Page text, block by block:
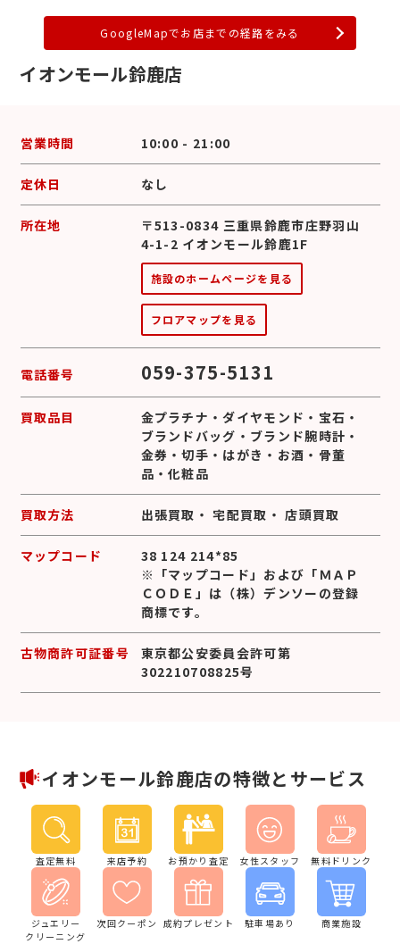
GoogleMapでお店までの経路をみる
イオンモール鈴鹿店
営業時間 10:00 - 21:00
定休日 なし
所在地
〒513-0834 三重県鈴鹿市庄野羽山
4-1-2 イオンモール鈴鹿1F
施設のホームページを見る
フロアマップを見る
電話番号 059-375-5131
買取品目 金プラチナ ・ダイヤモンド ・ 宝石 ・
ブランドバッグ ・ ブランド腕時計 ・
金券 ・切手 ・ はがき ・ お酒 ・ 骨董
品 ・化粧品
買取方法 出張買取 ・宅配買取 ・店頭買取
マップコード
38 124 214*85
※「マップコード」および「ＭＡＰ
ＣＯＤＥ」は（株）デンソーの登録
商標です。
古物商許可証番号
東京都公安委員会許可第
302210708825号
イオンモール鈴鹿店の特徴とサービス
査定無料 来店予約 お預かり査定 女性スタッフ 無料ドリンク
ジュエリー
クリーニング
次回クーポン 成約プレゼント 駐車場あり 商業施設